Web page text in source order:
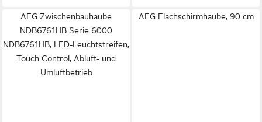
AEG Zwischenbauhaube
NDB6761HB Serie 6000
NDB6761HB, LED-Leuchtstreifen,
Touch Control, Abluft- und
Umluftbetrieb
AEG Flachschirmhaube, 90 cm